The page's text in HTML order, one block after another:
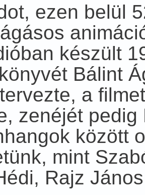
ezen belül
készült
Bálint
a
zenéjét
között
mint
Rajz